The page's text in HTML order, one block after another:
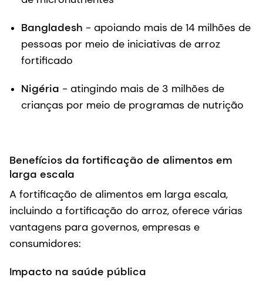
Bangladesh - apoiando mais de 14 milhões de
pessoas por meio de iniciativas de arroz
fortificado
Nigéria - atingindo mais de 3 milhões de
crianças por meio de programas de nutrição
Benefícios da fortificação de alimentos em
larga escala
A fortificação de alimentos em larga escala,
incluindo a fortificação do arroz, oferece várias
vantagens para governos, empresas e
consumidores:
Impacto na saúde pública